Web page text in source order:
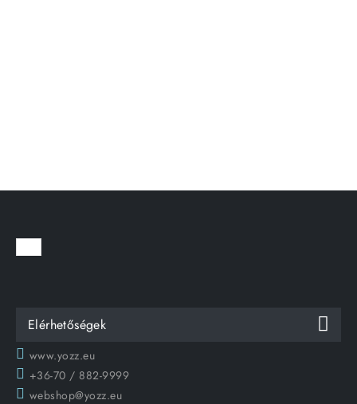
Elérhetőségek
www.yozz.eu
+36-70 / 882-9999
webshop@yozz.eu